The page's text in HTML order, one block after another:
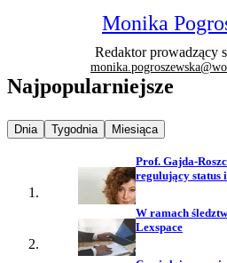
Monika
Redaktor prowadzący
Najpopularniejsze
Najpopularniejsze wiadomości z
Dnia Najpopularniejsze wiadomości z
Tygodnia Najpopularniejsze
Miesiąca
Prof. Gajda-
regulujący status
W ramach
Lexspace